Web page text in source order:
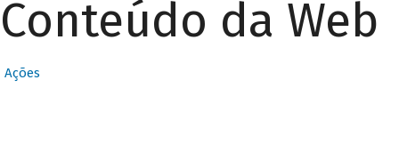
Conteúdo da Web
Ações